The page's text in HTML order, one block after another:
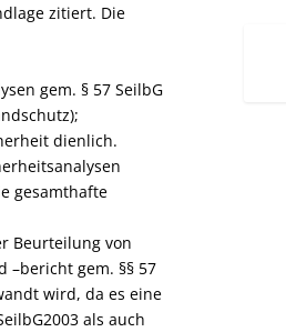
zitiert. Die
gem. § 57 SeilbG
dienlich.
gesamthafte
Beurteilung von
–bericht gem. §§ 57
wird, da es eine
als auch